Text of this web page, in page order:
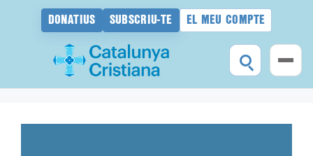
DONATIUS SUBSCRIU-TE EL MEU COMPTE